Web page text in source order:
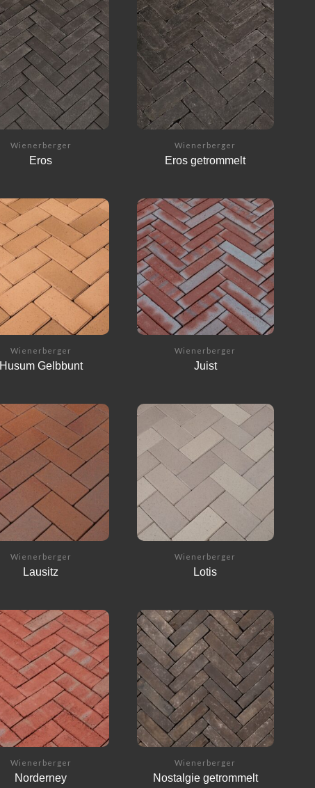
Wienerberger
Eros
Wienerberger
Eros getrommelt
Wienerberger
Husum Gelbbunt
Wienerberger
Juist
Wienerberger
Lausitz
Wienerberger
Lotis
Wienerberger
Norderney
Wienerberger
Nostalgie getrommelt